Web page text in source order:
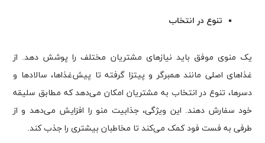
تنوع در انتخاب
یک منوی موفق باید نیازهای مشتریان مختلف را پوشش دهد. از
غذاهای اصلی مانند همبرگر و پیتزا گرفته تا پیش‌غذاها، سالادها و
دسرها، تنوع در انتخاب به مشتریان امکان می‌دهد که مطابق سلیقه
خود سفارش دهند. این ویژگی، جذابیت منو را افزایش می‌دهد و از
طرفی به فست فود کمک می‌کند تا مخاطبان بیشتری را جذب کند.